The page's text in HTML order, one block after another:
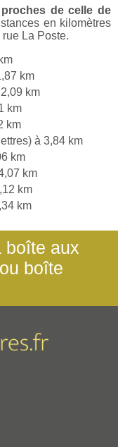
de celle de
en kilomètres
La Poste.
km
km
km
km
à 3,84 km
km
km
km
km
boîte aux
boîte